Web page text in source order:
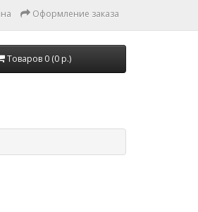
Оформление заказа
Товаров 0 (0 p.)